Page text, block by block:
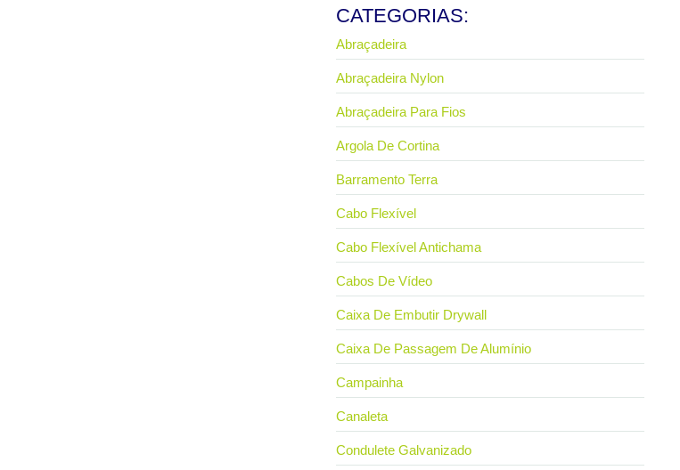
CATEGORIAS:
Abraçadeira
Abraçadeira Nylon
Abraçadeira Para Fios
Argola De Cortina
Barramento Terra
Cabo Flexível
Cabo Flexível Antichama
Cabos De Vídeo
Caixa De Embutir Drywall
Caixa De Passagem De Alumínio
Campainha
Canaleta
Condulete Galvanizado